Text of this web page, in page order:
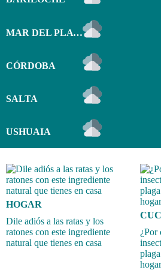
MAR DEL PLATA
CÓRDOBA
SALTA
USHUAIA
HOGAR
Dile adiós a las ratas y los
ratones con este ingrediente
natural que tienes en casa
¿Por